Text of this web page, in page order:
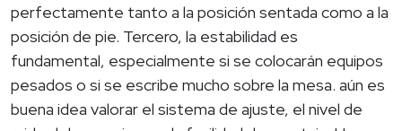
perfectamente tanto a la posición sentada como a la
posición de pie. Tercero, la estabilidad es
fundamental, especialmente si se colocarán equipos
pesados o si se escribe mucho sobre la mesa. aún es
buena idea valorar el sistema de ajuste, el nivel de